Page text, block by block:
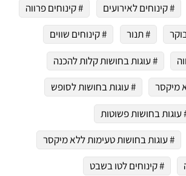
עוד היום!
התראה לטלפון הנייד ברגע שעולה מתכון חדש לערוץ,
# קינוחים לאירועים
# קינוחים פרווה
# תנור
# קינוחים שווים
# עוגות בחושות קלות להכנה
מיקסר
# עוגות בחושות לסופש
עוגות בחושות פשוטות
# עוגות בחושות טעימות ללא מיקסר
# קינוחים לטו בשבט